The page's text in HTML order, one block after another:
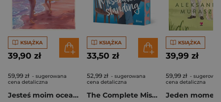
KSIĄŻKA
39,90 zł
59,99 zł - sugerowana
cena detaliczna
Jesteś moim oceanem
KSIĄŻKA
33,50 zł
52,99 zł - sugerowana
cena detaliczna
The Complete Misunderstanding (ilustrowane brzegi)
KSIĄŻKA
39,99 zł
59,99 zł -
cena detaliczna
Jeden